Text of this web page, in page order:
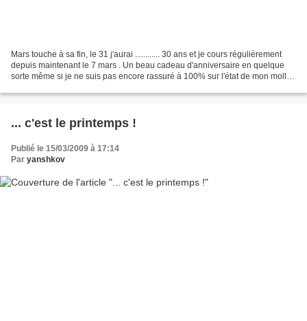
Mars touche à sa fin, le 31 j'aurai ............ 30 ans et je cours régulièrement
depuis maintenant le 7 mars . Un beau cadeau d'anniversaire en quelque
sorte même si je ne suis pas encore rassuré à 100% sur l'état de mon mollet
... c'est le printemps !
Publié le 15/03/2009 à 17:14
Par yanshkov